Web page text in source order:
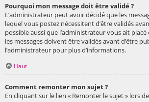
Pourquoi mon message doit être validé ?
L’administrateur peut avoir décidé que les
lequel vous postez nécessitent d’être validés
possible aussi que l’administrateur vous ait
les messages doivent être validés avant d’être
l’administrateur pour plus d’informations.
Haut
Comment remonter mon sujet ?
En cliquant sur le lien « Remonter le sujet » lors